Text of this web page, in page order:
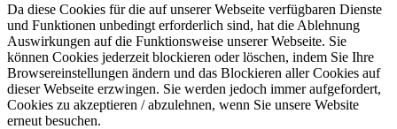
Da diese Cookies für die auf unserer Webseite verfügbaren Dienste
und Funktionen unbedingt erforderlich sind, hat die Ablehnung
Auswirkungen auf die Funktionsweise unserer Webseite. Sie
können Cookies jederzeit blockieren oder löschen, indem Sie Ihre
Browsereinstellungen ändern und das Blockieren aller Cookies auf
dieser Webseite erzwingen. Sie werden jedoch immer aufgefordert,
Cookies zu akzeptieren / abzulehnen, wenn Sie unsere Website
erneut besuchen.